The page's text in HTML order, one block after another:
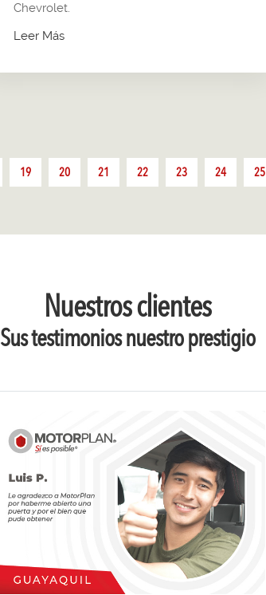
Chevrolet.
Leer Más
19 20 21 22 23 24 25
Nuestros clientes
Sus testimonios nuestro prestigio